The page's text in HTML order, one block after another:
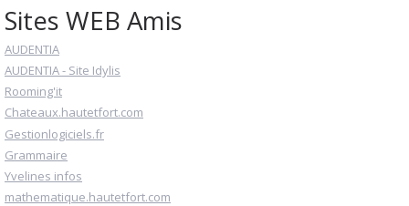
Sites WEB Amis
AUDENTIA
AUDENTIA - Site Idylis
Rooming'it
Chateaux.hautetfort.com
Gestionlogiciels.fr
Grammaire
Yvelines infos
mathematique.hautetfort.com